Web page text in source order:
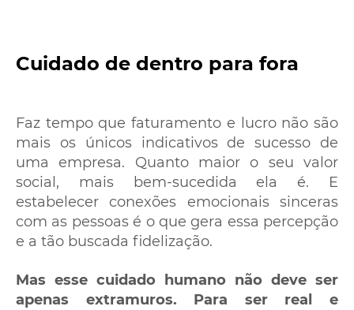
Cuidado de dentro para fora
Faz tempo que faturamento e lucro não são
mais os únicos indicativos de sucesso de
uma empresa. Quanto maior o seu valor
social, mais bem-sucedida ela é. E
estabelecer conexões emocionais sinceras
com as pessoas é o que gera essa percepção
e a tão buscada fidelização.
Mas esse cuidado humano não deve ser
apenas extramuros. Para ser real e